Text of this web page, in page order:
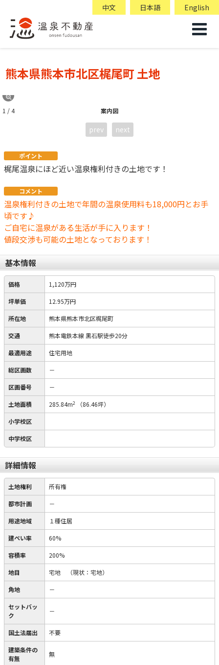
中文 日本語 English
熊本県熊本市北区梶尾町 土地
案内図
1 / 4
prev next
ポイント
梶尾温泉にほど近い温泉権利付きの土地です！
コメント
温泉権利付きの土地で年間の温泉使用料も18,000円とお手
頃です♪
ご自宅に温泉がある生活が手に入ります！
値段交渉も可能の土地となっております！
基本情報
価格 1,120万円
坪単価 12.95万円
所在地 熊本県熊本市北区梶尾町
交通 熊本電鉄本線 黒石駅徒歩20分
最適用途 住宅用地
総区画数 －
区画番号 －
土地面積 285.84m2 （86.46坪）
小学校区
中学校区
詳細情報
土地権利 所有権
都市計画 －
用途地域 １種住居
建ぺい率 60%
容積率 200%
地目 宅地 （現状：宅地）
角地 －
セットバッ
ク
－
国土法届出 不要
建築条件の
有無
無